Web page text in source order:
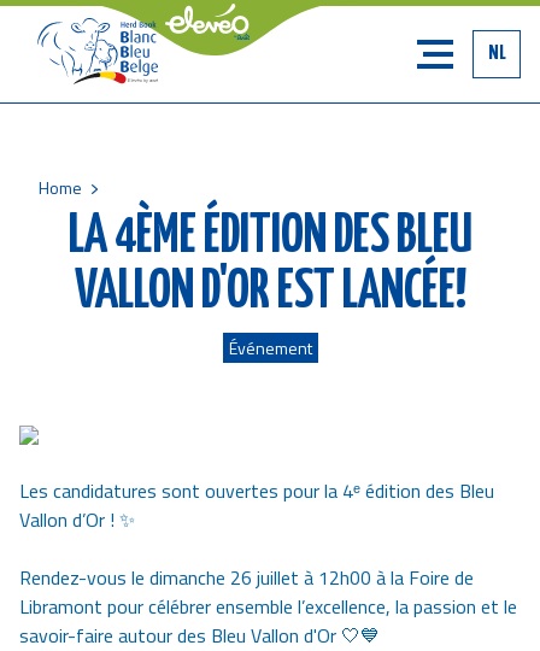
NL
Breadcrumb
Home
LA 4ÈME ÉDITION DES BLEU
VALLON D'OR EST LANCÉE!
Événement
Les candidatures sont ouvertes pour la 4ᵉ édition des Bleu
Vallon d’Or ! ✨
Rendez-vous le dimanche 26 juillet à 12h00 à la Foire de
Libramont pour célébrer ensemble l’excellence, la passion et le
savoir-faire autour des Bleu Vallon d'Or 🤍💙